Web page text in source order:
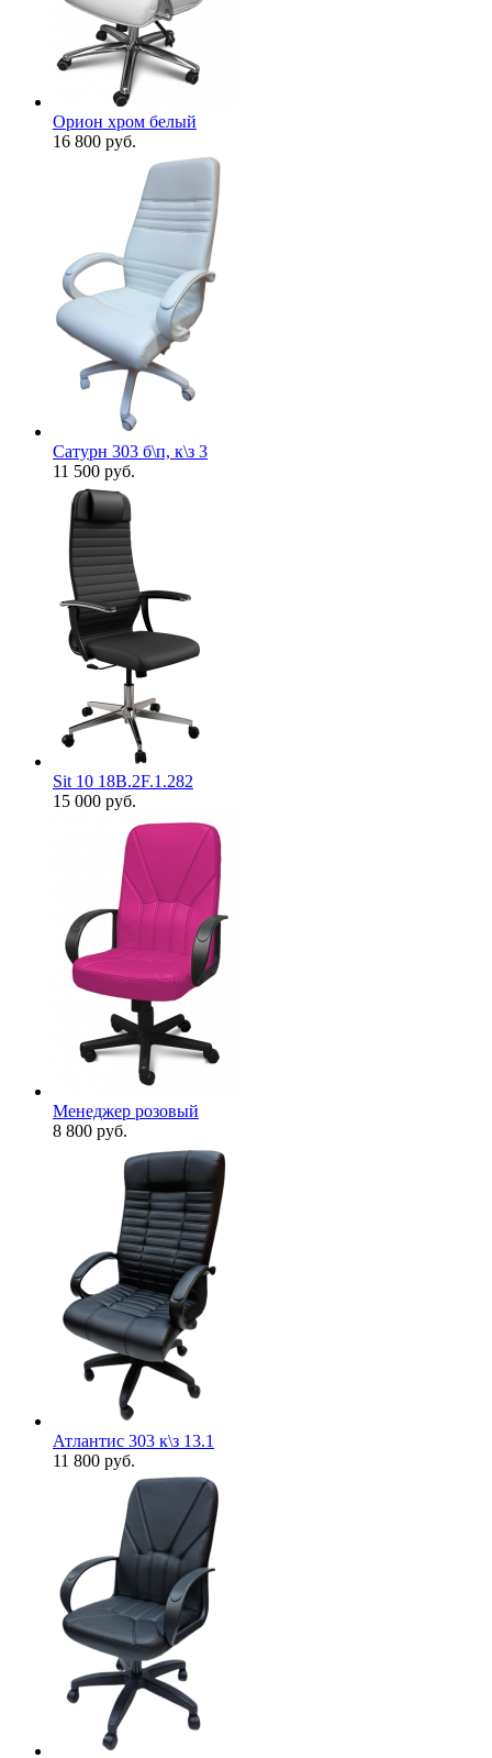
Орион хром белый
16 800 руб.
Сатурн 303 б\п, к\з 3
11 500 руб.
Sit 10 18B.2F.1.282
15 000 руб.
Менеджер розовый
8 800 руб.
Атлантис 303 к\з 13.1
11 800 руб.